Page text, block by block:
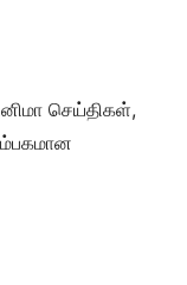
செய்திகள்,